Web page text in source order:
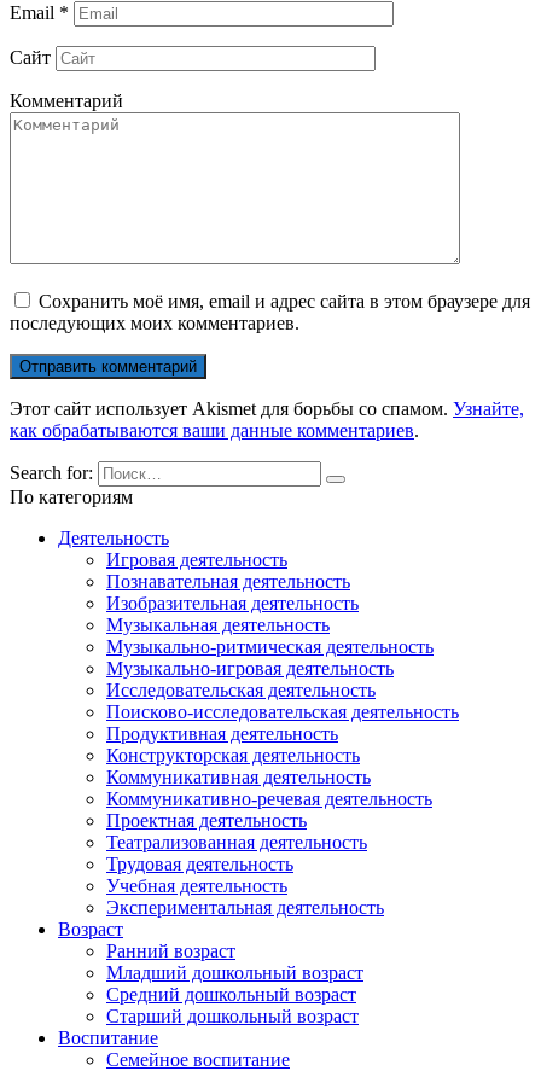
Email *
Сайт
Комментарий
Сохранить моё имя, email и адрес сайта в этом браузере для
последующих моих комментариев.
Этот сайт использует Akismet для борьбы со спамом. Узнайте,
как обрабатываются ваши данные комментариев.
Search for:
По категориям
Деятельность
Игровая деятельность
Познавательная деятельность
Изобразительная деятельность
Музыкальная деятельность
Музыкально-ритмическая деятельность
Музыкально-игровая деятельность
Исследовательская деятельность
Поисково-исследовательская деятельность
Продуктивная деятельность
Конструкторская деятельность
Коммуникативная деятельность
Коммуникативно-речевая деятельность
Проектная деятельность
Театрализованная деятельность
Трудовая деятельность
Учебная деятельность
Экспериментальная деятельность
Возраст
Ранний возраст
Младший дошкольный возраст
Средний дошкольный возраст
Старший дошкольный возраст
Воспитание
Семейное воспитание